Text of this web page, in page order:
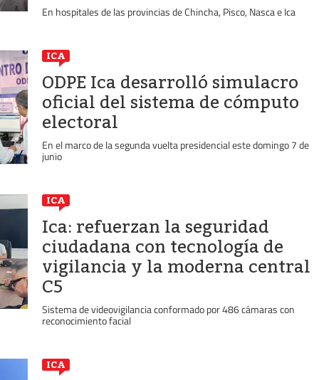
En hospitales de las provincias de Chincha, Pisco, Nasca e Ica
ICA
ODPE Ica desarrolló simulacro
oficial del sistema de cómputo
electoral
En el marco de la segunda vuelta presidencial este domingo 7 de
junio
ICA
Ica: refuerzan la seguridad
ciudadana con tecnología de
vigilancia y la moderna central
C5
Sistema de videovigilancia conformado por 486 cámaras con
reconocimiento facial
ICA